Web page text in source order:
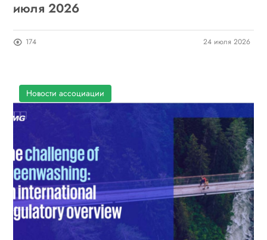
июля 2026
174 24 июля 2026
Новости ассоциации